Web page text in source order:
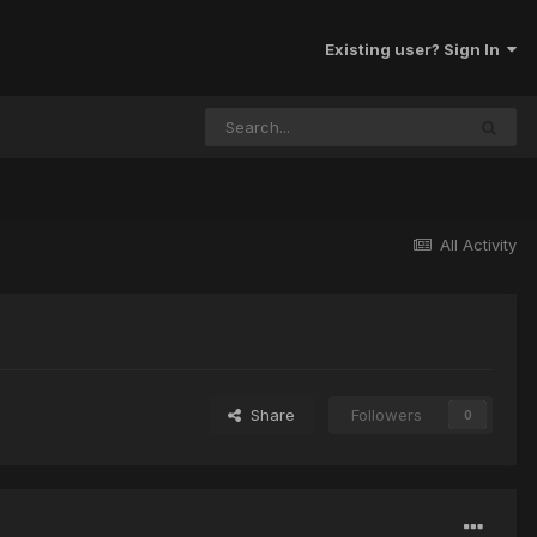
Existing user? Sign In
All Activity
Share Followers 0